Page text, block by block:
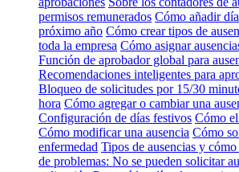
permisos remunerados Cómo añadir
próximo año Cómo crear tipos de
toda la empresa Cómo asignar
Función de aprobador global para
Recomendaciones inteligentes para
Bloqueo de solicitudes por 15/30
hora Cómo agregar o cambiar una
Configuración de días festivos Cómo
Cómo modificar una ausencia Cómo
enfermedad Tipos de ausencias y
de problemas: No se pueden solicitar